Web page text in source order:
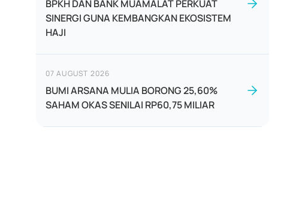
BPKH DAN BANK MUAMALAT PERKUAT
SINERGI GUNA KEMBANGKAN EKOSISTEM
HAJI
07 AUGUST 2026
BUMI ARSANA MULIA BORONG 25,60%
SAHAM OKAS SENILAI RP60,75 MILIAR